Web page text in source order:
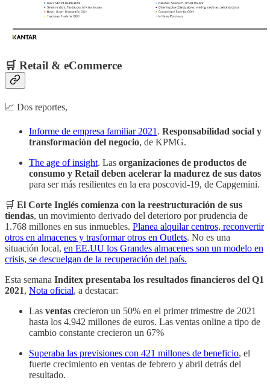
🛒 Retail & eCommerce
📈 Dos reportes,
Informe de empresa familiar 2021 . Responsabilidad social y
transformación del negocio, de KPMG.
The age of insight. Las organizaciones de productos de
consumo y Retail deben acelerar la madurez de sus datos
para ser más resilientes en la era poscovid-19, de Capgemini.
🛒 El Corte Inglés comienza con la reestructuración de sus
tiendas, un movimiento derivado del deterioro por prudencia de
1.768 millones en sus inmuebles. Planea alquilar centros, reconvertir
otros en almacenes y trasformar otros en Outlets. No es una
situación local, en EE.UU los Grandes almacenes son un modelo en
crisis, se descuelgan de la recuperación del país.
Esta semana Inditex presentaba los resultados financieros del Q1
2021, Nota oficial, a destacar:
Las ventas crecieron un 50% en el primer trimestre de 2021
hasta los 4.942 millones de euros. Las ventas online a tipo de
cambio constante crecieron un 67%
Superaba las previsiones con 421 millones de beneficio, el
fuerte crecimiento en ventas de febrero y abril detrás del
resultado.